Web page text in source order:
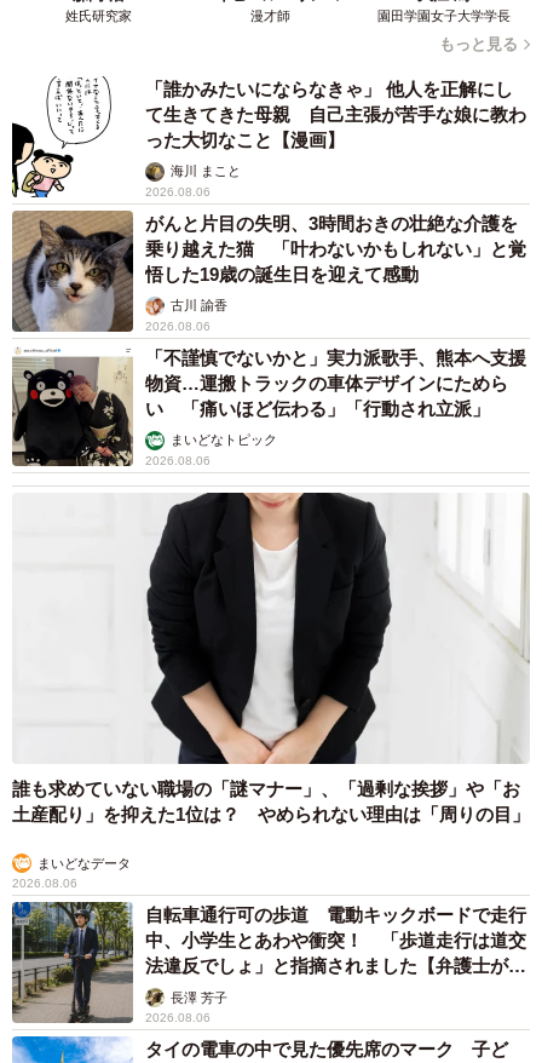
姓氏研究家 漫才師 園田学園女子大学学長
もっと見る
「誰かみたいにならなきゃ」 他人を正解にし
て生きてきた母親 自己主張が苦手な娘に教わ
った大切なこと【漫画】
海川 まこと
2026.08.06
がんと片目の失明、3時間おきの壮絶な介護を
乗り越えた猫 「叶わないかもしれない」と覚
悟した19歳の誕生日を迎えて感動
古川 諭香
2026.08.06
「不謹慎でないかと」実力派歌手、熊本へ支援
物資…運搬トラックの車体デザインにためら
い 「痛いほど伝わる」「行動され立派」
まいどなトピック
2026.08.06
誰も求めていない職場の「謎マナー」、「過剰な挨拶」や「お
土産配り」を抑えた1位は？ やめられない理由は「周りの目」
まいどなデータ
2026.08.06
自転車通行可の歩道 電動キックボードで走行
中、小学生とあわや衝突！ 「歩道走行は道交
法違反でしょ」と指摘されました【弁護士が解
説】長澤 芳子
2026.08.06
タイの電車の中で見た優先席のマーク 子ど